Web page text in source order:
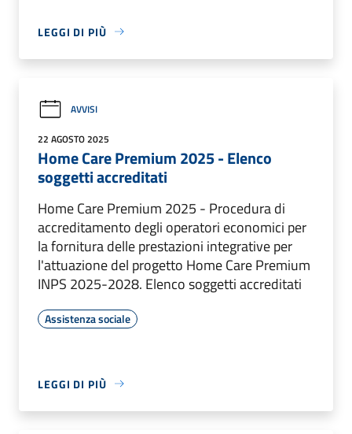
LEGGI DI PIÙ
AVVISI
22 AGOSTO 2025
Home Care Premium 2025 - Elenco
soggetti accreditati
Home Care Premium 2025 - Procedura di
accreditamento degli operatori economici per
la fornitura delle prestazioni integrative per
l'attuazione del progetto Home Care Premium
INPS 2025-2028. Elenco soggetti accreditati
Assistenza sociale
LEGGI DI PIÙ